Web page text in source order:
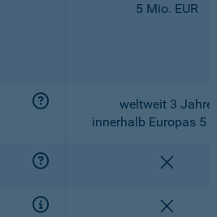
5 Mio. EUR
weltweit 3 Jahre,
innerhalb Europas 5